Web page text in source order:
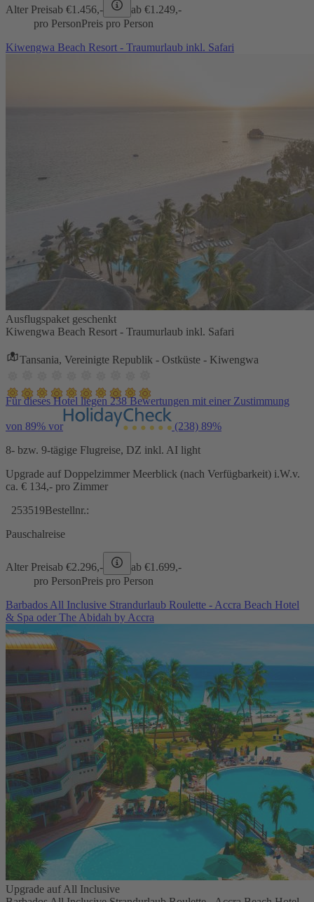
Alter Preisab €1.456,- ab €1.249,-
pro PersonPreis pro Person
Kiwengwa Beach Resort - Traumurlaub inkl. Safari
Ausflugspaket geschenkt
Kiwengwa Beach Resort - Traumurlaub inkl. Safari
Tansania, Vereinigte Republik - Ostküste - Kiwengwa
Für dieses Hotel liegen 238 Bewertungen mit einer Zustimmung
von 89% vor (238) 89%
8- bzw. 9-tägige Flugreise, DZ inkl. AI light
Upgrade auf Doppelzimmer Meerblick (nach Verfügbarkeit) i.W.v.
ca. € 134,- pro Zimmer
253519Bestellnr.:
Pauschalreise
Alter Preisab €2.296,- ab €1.699,-
pro PersonPreis pro Person
Barbados All Inclusive Strandurlaub Roulette - Accra Beach Hotel
& Spa oder The Abidah by Accra
Upgrade auf All Inclusive